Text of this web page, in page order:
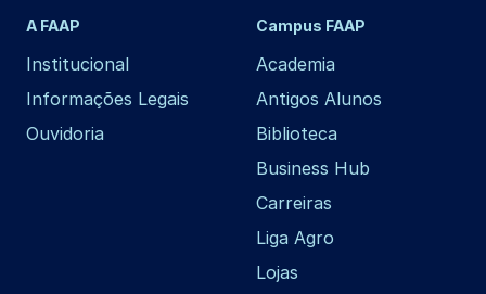
A FAAP
Institucional
Informações Legais
Ouvidoria
Campus FAAP
Academia
Antigos Alunos
Biblioteca
Business Hub
Carreiras
Liga Agro
Lojas